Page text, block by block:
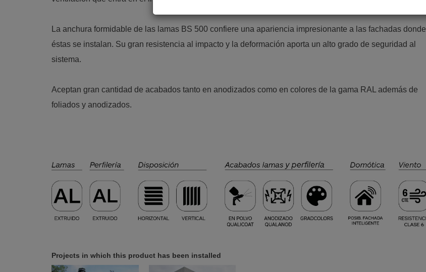
La anchura formidable de las lamas BS 500 confiere una apariencia impresionante a las fachadas donde
éstas se instalan. Su gran resistencia al impacto y la deformación aporta un alto grado de seguridad al
sistema.
Aceptan gran cantidad de acabados tanto en anodizados como en colores de la gama RAL además de
foliados y anodizados.
Projects in which this product has been installed